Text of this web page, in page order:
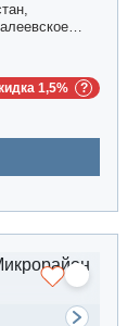
1,5%